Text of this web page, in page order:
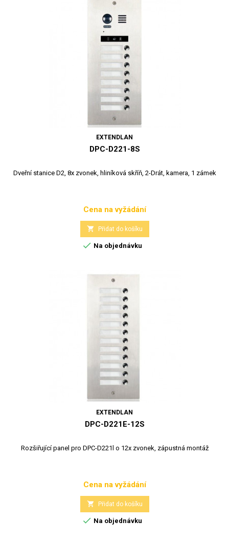
EXTENDLAN
DPC-D221-8S
Dveřní stanice D2, 8x zvonek, hliníková skříň, 2-Drát, kamera, 1 zámek
Cena
Cena na vyžádání
 Přidat do košíku
 Na objednávku
EXTENDLAN
DPC-D221E-12S
Rozšiřující panel pro DPC-D221l o 12x zvonek, zápustná montáž
Cena
Cena na vyžádání
 Přidat do košíku
 Na objednávku